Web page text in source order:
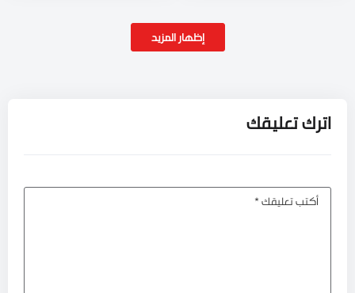
إظهار المزيد
اترك تعليقك